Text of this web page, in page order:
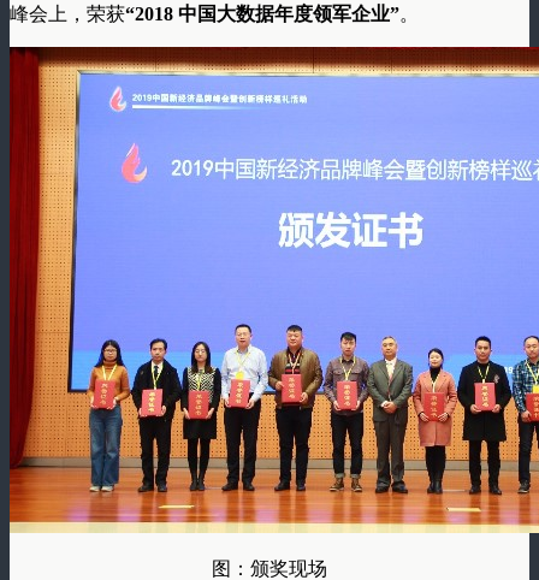
峰会上，荣获“2018 中国大数据年度领军企业”。
图：颁奖现场